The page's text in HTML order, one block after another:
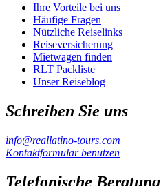
Ihre Vorteile bei uns
Häufige Fragen
Nützliche Reiselinks
Reiseversicherung
Mietwagen finden
RLT Packliste
Unser Reiseblog
Schreiben Sie uns
info@reallatino-tours.com
Kontaktformular benutzen
Telefonische Beratung